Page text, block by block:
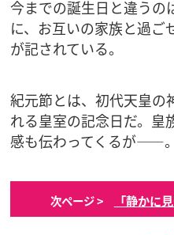
今までの誕生日と違うの
に、お互いの家族と過ご
が記されている。
紀元節とは、初代天皇の
れる皇室の記念日だ。皇
感も伝わってくるが――。
次ページ > 「静かに